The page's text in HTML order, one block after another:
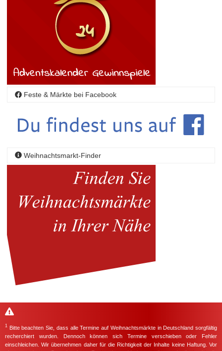
Feste & Märkte bei Facebook
Weihnachtsmarkt-Finder
1 Bitte beachten Sie, dass alle Termine auf Weihnachtsmärkte in Deutschland sorgfältig
recherchiert wurden. Dennoch können sich Termine verschieben oder Fehler
einschleichen. Wir übernehmen daher für die Richtigkeit der Inhalte keine Haftung. Vor